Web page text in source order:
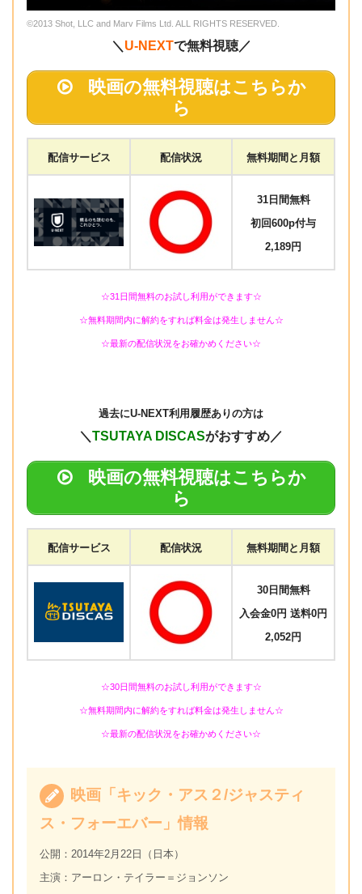
©2013 Shot, LLC and Marv Films Ltd. ALL RIGHTS RESERVED.
＼ U-NEXTで無料視聴／
映画の無料視聴はこちらか
ら
配信サービス 配信状況 無料期間と月額
31日間無料
初回600p付与
2,189円
☆31日間無料のお試し利用ができます☆
☆無料期間内に解約をすれば料金は発生しません☆
☆最新の配信状況をお確かめください☆
過去にU-NEXT利用履歴ありの方は
＼TSUTAYA DISCASがおすすめ／
映画の無料視聴はこちらか
ら
配信サービス 配信状況 無料期間と月額
30日間無料
入会金0円 送料0円
2,052円
☆30日間無料のお試し利用ができます☆
☆無料期間内に解約をすれば料金は発生しません☆
☆最新の配信状況をお確かめください☆
映画「キック・アス２/ジャスティ
ス・フォーエバー」情報
公開：2014年2月22日（日本）
主演：アーロン・テイラー＝ジョンソン